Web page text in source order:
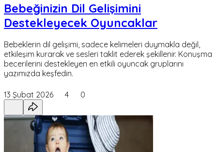
Bebeğinizin Dil Gelişimini
Destekleyecek Oyuncaklar
Bebeklerin dil gelişimi, sadece kelimeleri duymakla değil,
etkileşim kurarak ve sesleri taklit ederek şekillenir. Konuşma
becerilerini destekleyen en etkili oyuncak gruplarını
yazımızda keşfedin.
13 Şubat 2026 4 0